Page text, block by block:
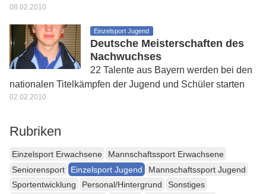
08.02.2010
Einzelsport Jugend
Deutsche Meisterschaften des
Nachwuchses
22 Talente aus Bayern werden bei den
nationalen Titelkämpfen der Jugend und Schüler starten
02.02.2010
Rubriken
Einzelsport Erwachsene
Mannschaftssport Erwachsene
Seniorensport
Einzelsport Jugend
Mannschaftssport Jugend
Sportentwicklung
Personal/Hintergrund
Sonstiges